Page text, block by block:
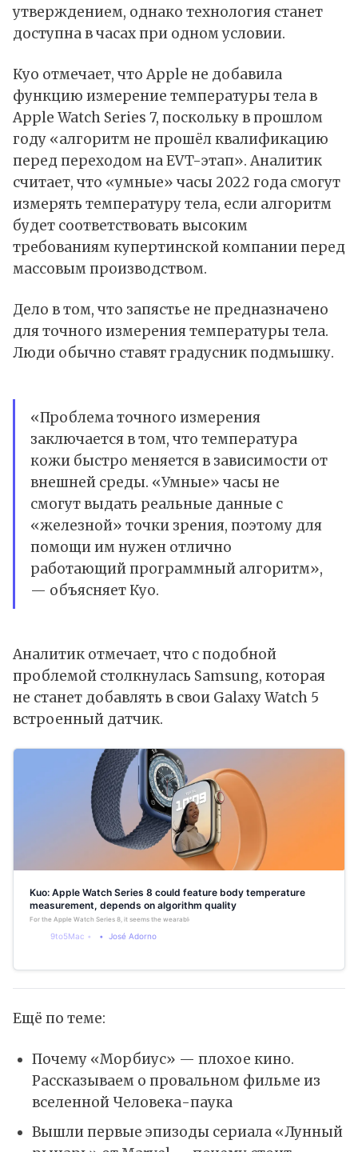
утверждением, однако технология станет
доступна в часах при одном условии.
Куо отмечает, что Apple не добавила
функцию измерение температуры тела в
Apple Watch Series 7, поскольку в прошлом
году «алгоритм не прошёл квалификацию
перед переходом на EVT-этап». Аналитик
считает, что «умные» часы 2022 года смогут
измерять температуру тела, если алгоритм
будет соответствовать высоким
требованиям купертинской компании перед
массовым производством.
Дело в том, что запястье не предназначено
для точного измерения температуры тела.
Люди обычно ставят градусник подмышку.
«Проблема точного измерения
заключается в том, что температура
кожи быстро меняется в зависимости от
внешней среды. «Умные» часы не
смогут выдать реальные данные с
«железной» точки зрения, поэтому для
помощи им нужен отлично
работающий программный алгоритм»,
— объясняет Куо.
Аналитик отмечает, что с подобной
проблемой столкнулась Samsung, которая
не станет добавлять в свои Galaxy Watch 5
встроенный датчик.
Kuo: Apple Watch Series 8 could feature body temperature
measurement, depends on algorithm quality
For the Apple Watch Series 8, it seems the wearable could feature body temperature measurement with
9to5Mac José Adorno
Ещё по теме:
​Почему «Морбиус» — плохое кино.
Рассказываем о провальном фильме из
вселенной Человека-паука
Вышли первые эпизоды сериала «Лунный